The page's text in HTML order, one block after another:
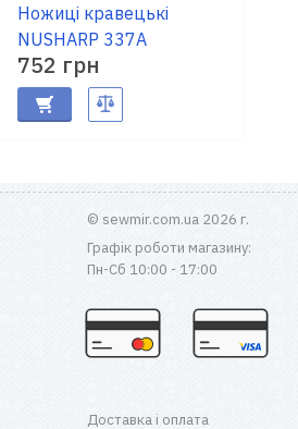
Ножиці кравецькі
NUSHARP 337A
752 грн
© sewmir.com.ua 2026 г.
Графік роботи магазину:
Пн-Сб 10:00 - 17:00
Доставка і оплата